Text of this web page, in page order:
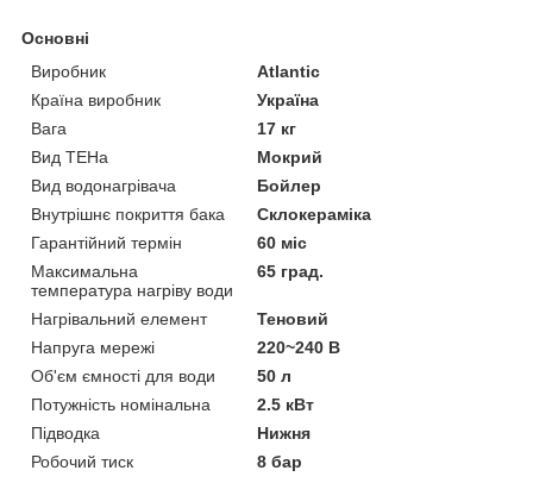
Основні
Виробник
Atlantic
Країна виробник
Україна
Вага
17 кг
Вид ТЕНа
Мокрий
Вид водонагрівача
Бойлер
Внутрішнє покриття бака
Склокераміка
Гарантійний термін
60 міс
Максимальна
температура нагріву води
65 град.
Нагрівальний елемент
Теновий
Напруга мережі
220~240 В
Об'єм ємності для води
50 л
Потужність номінальна
2.5 кВт
Підводка
Нижня
Робочий тиск
8 бар